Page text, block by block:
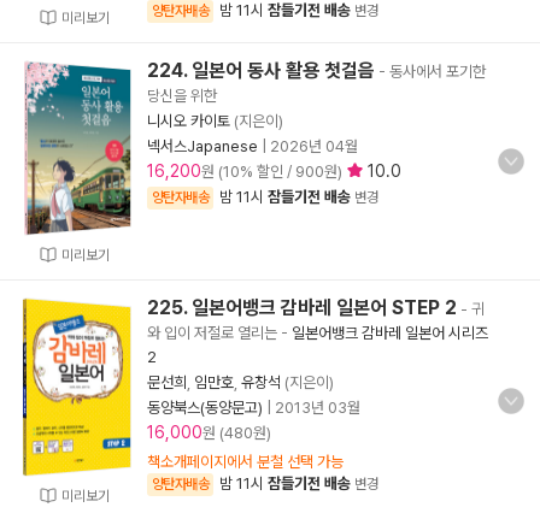
미리보기 양탄자배송 밤 11시 잠들기전 배송 변경
미리보기
224. 일본어 동사 활용 첫걸음 - 동사에서 포기한
당신을 위한
니시오 카이토 (지은이)
넥서스Japanese
2026년 04월
16,200원 (10% 할인 / 900원) 10.0
양탄자배송 밤 11시 잠들기전 배송 변경
미리보기
225. 일본어뱅크 감바레 일본어 STEP 2 - 귀
와 입이 저절로 열리는 - 일본어뱅크 감바레 일본어 시리즈
2
문선희
임만호 유창석 (지은이)
동양북스(동양문고)
2013년 03월
16,000원 (480원)
책소개페이지에서 분철 선택 가능
양탄자배송 밤 11시 잠들기전 배송 변경